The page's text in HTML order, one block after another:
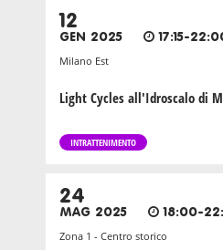
12
GEN 2025 17:15-
Milano Est
Light Cycles all'Idroscalo di
INTRATTENIMENTO
24
MAG 2025 18:00-
Zona 1 - Centro storico